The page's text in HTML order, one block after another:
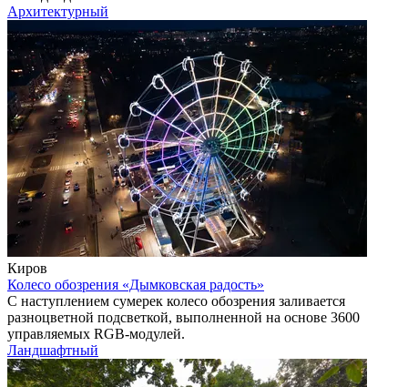
Архитектурный
Киров
Колесо обозрения «Дымковская радость»
С наступлением сумерек колесо обозрения заливается
разноцветной подсветкой, выполненной на основе 3600
управляемых RGB-модулей.
Ландшафтный